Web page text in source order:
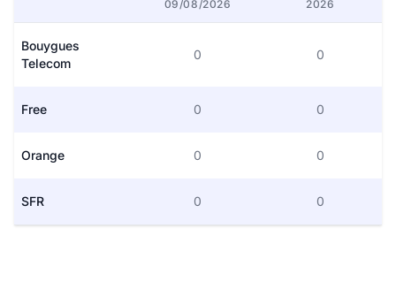
09/08/2026
2026
Bouygues
Telecom
0 0
Free 0 0
Orange 0 0
SFR 0 0